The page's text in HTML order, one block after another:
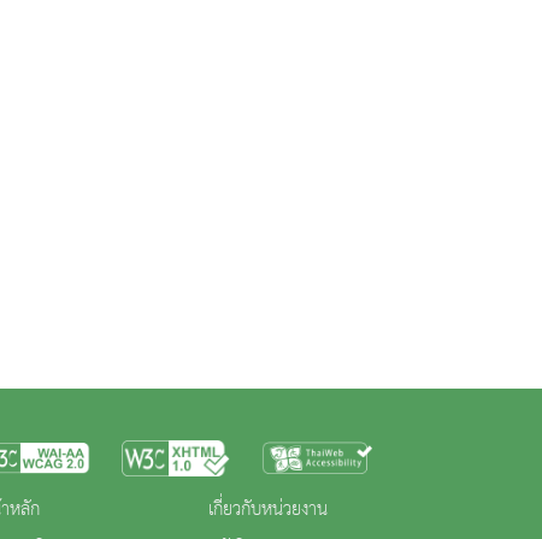
หลัก
เกี่ยวกับหน่วยงาน